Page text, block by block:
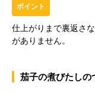
ポイント
仕上がりまで裏返さ
がありません。
茄子の煮びたしの